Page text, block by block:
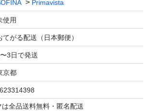
Primavista
使用
てがる配送（日本郵便）
3日で発送
京都
全品送料無料・匿名配送